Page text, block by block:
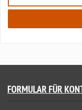
FORMULAR FÜR